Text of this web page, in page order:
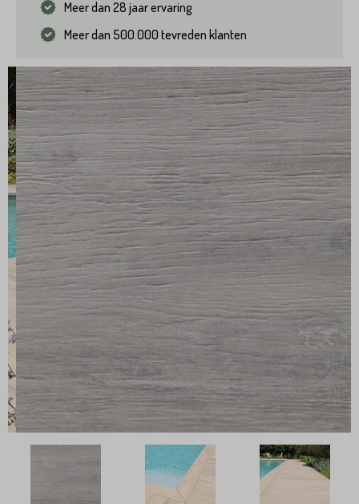
Meer dan 28 jaar ervaring
Meer dan 500.000 tevreden klanten